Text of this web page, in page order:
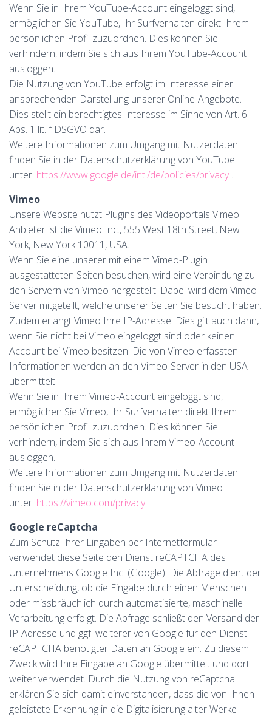
Wenn Sie in Ihrem YouTube-Account eingeloggt sind,
ermöglichen Sie YouTube, Ihr Surfverhalten direkt Ihrem
persönlichen Profil zuzuordnen. Dies können Sie
verhindern, indem Sie sich aus Ihrem YouTube-Account
ausloggen.
Die Nutzung von YouTube erfolgt im Interesse einer
ansprechenden Darstellung unserer Online-Angebote.
Dies stellt ein berechtigtes Interesse im Sinne von Art. 6
Abs. 1 lit. f DSGVO dar.
Weitere Informationen zum Umgang mit Nutzerdaten
finden Sie in der Datenschutzerklärung von YouTube
unter: https://www.google.de/intl/de/policies/privacy.
Vimeo
Unsere Website nutzt Plugins des Videoportals Vimeo.
Anbieter ist die Vimeo Inc., 555 West 18th Street, New
York, New York 10011, USA.
Wenn Sie eine unserer mit einem Vimeo-Plugin
ausgestatteten Seiten besuchen, wird eine Verbindung zu
den Servern von Vimeo hergestellt. Dabei wird dem Vimeo-
Server mitgeteilt, welche unserer Seiten Sie besucht haben.
Zudem erlangt Vimeo Ihre IP-Adresse. Dies gilt auch dann,
wenn Sie nicht bei Vimeo eingeloggt sind oder keinen
Account bei Vimeo besitzen. Die von Vimeo erfassten
Informationen werden an den Vimeo-Server in den USA
übermittelt.
Wenn Sie in Ihrem Vimeo-Account eingeloggt sind,
ermöglichen Sie Vimeo, Ihr Surfverhalten direkt Ihrem
persönlichen Profil zuzuordnen. Dies können Sie
verhindern, indem Sie sich aus Ihrem Vimeo-Account
ausloggen.
Weitere Informationen zum Umgang mit Nutzerdaten
finden Sie in der Datenschutzerklärung von Vimeo
unter: https://vimeo.com/privacy
Google reCaptcha
Zum Schutz Ihrer Eingaben per Internetformular
verwendet diese Seite den Dienst reCAPTCHA des
Unternehmens Google Inc. (Google). Die Abfrage dient der
Unterscheidung, ob die Eingabe durch einen Menschen
oder missbräuchlich durch automatisierte, maschinelle
Verarbeitung erfolgt. Die Abfrage schließt den Versand der
IP-Adresse und ggf. weiterer von Google für den Dienst
reCAPTCHA benötigter Daten an Google ein. Zu diesem
Zweck wird Ihre Eingabe an Google übermittelt und dort
weiter verwendet. Durch die Nutzung von reCaptcha
erklären Sie sich damit einverstanden, dass die von Ihnen
geleistete Erkennung in die Digitalisierung alter Werke